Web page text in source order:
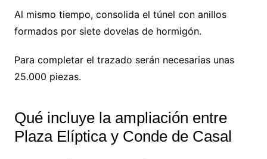
Al mismo tiempo, consolida el túnel con anillos
formados por siete dovelas de hormigón.
Para completar el trazado serán necesarias unas
25.000 piezas.
Qué incluye la ampliación entre
Plaza Elíptica y Conde de Casal